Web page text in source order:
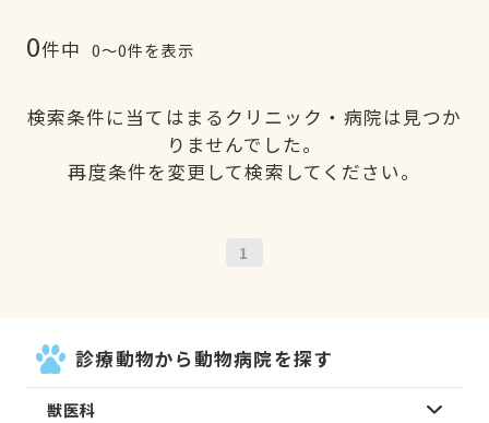
0件中 0〜0件を表示
検索条件に当てはまるクリニック・病院は見つか
りませんでした。
再度条件を変更して検索してください。
1
診療動物から動物病院を探す
獣医科